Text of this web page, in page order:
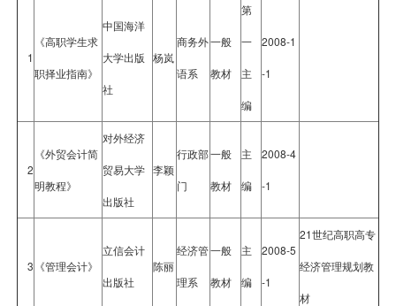
1
《高职学生求
职择业指南》
中国海洋
大学出版
社
杨岚
商务外
语系
一般
教材
第
一
主
编
2008-1
-1
2
《外贸会计简
明教程》
对外经济
贸易大学
出版社
李颖
行政部
门
一般
教材
主
编
2008-4
-1
3 《管理会计》
立信会计
出版社
陈丽
经济管
理系
一般
教材
主
编
2008-5
-1
21世纪高职高专
经济管理规划教
材